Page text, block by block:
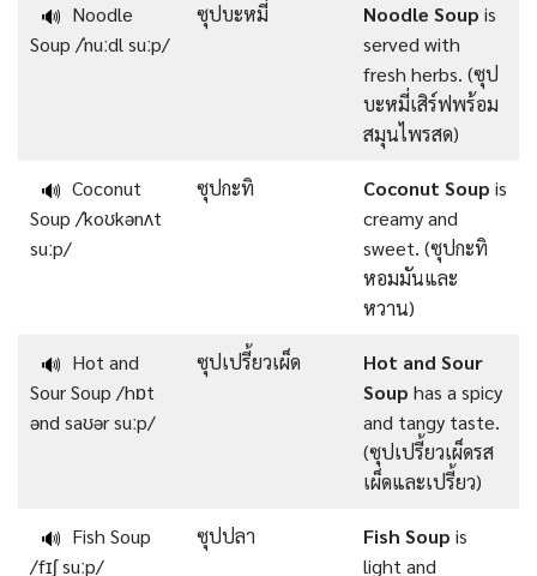
🔊 Noodle
Soup /ˈnuːdl suːp/
ซุปบะหมี่ Noodle Soup is
served with
fresh herbs. (ซุป
บะหมี่เสิร์ฟพร้อม
สมุนไพรสด)
🔊 Coconut
Soup /ˈkoʊkənʌt
suːp/
ซุปกะทิ Coconut Soup is
creamy and
sweet. (ซุปกะทิ
หอมมันและ
หวาน)
🔊 Hot and
Sour Soup /hɒt
ənd saʊər suːp/
ซุปเปรี้ยวเผ็ด
Hot and Sour
Soup has a spicy
and tangy taste.
(ซุปเปรี้ยวเผ็ดรส
เผ็ดและเปรี้ยว)
🔊 Fish Soup
/fɪʃ suːp/
ซุปปลา Fish Soup is
light and